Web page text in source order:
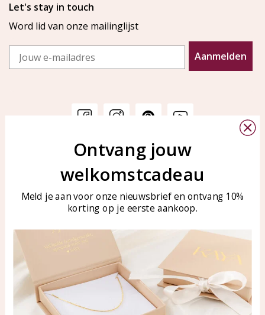
Let's stay in touch
Word lid van onze mailinglijst
Email
Aanmelden
Veelgestelde vragen
Sieraden onderhouden
KAYA Sieraden
Bellen of WhatsApp Ma-Vr
tussen 09:00-17:00
Tel: 0850003187
WhatsApp: 0850003187
klantenservice@kayasierade
Producten
Alle producten
KAYA Sieraden
Over ons
Ontvang jouw
welkomstcadeau
Meld je aan voor onze nieuwsbrief en ontvang 10%
korting op je eerste aankoop.